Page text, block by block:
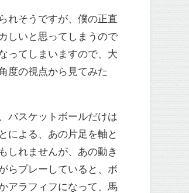
れそうですが、僕の正直
しいと思ってしまうので
ってしまいますので、大
度の視点から見てみた
バスケットボールだけは
による、あの片足を軸と
しれませんが、あの動き
らプレーしていると、ボ
アラフィフになって、馬